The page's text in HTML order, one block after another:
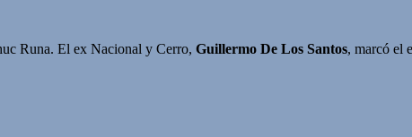
Runa. El ex Nacional y Cerro, Guillermo De Los Santos, marcó el